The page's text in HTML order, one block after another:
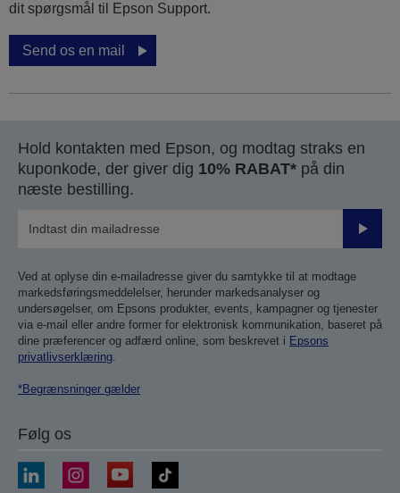
dit spørgsmål til Epson Support.
Send os en mail
Hold kontakten med Epson, og modtag straks en
kuponkode, der giver dig 10% RABAT* på din
næste bestilling.
Send
Ved at oplyse din e-mailadresse giver du samtykke til at modtage
markedsføringsmeddelelser, herunder markedsanalyser og
undersøgelser, om Epsons produkter, events, kampagner og tjenester
via e-mail eller andre former for elektronisk kommunikation, baseret på
dine præferencer og adfærd online, som beskrevet i Epsons
privatlivserklæring.
*Begrænsninger gælder
Følg os